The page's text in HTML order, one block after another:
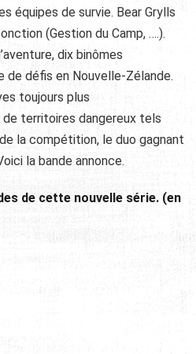
équipes de survie. Bear Grylls
(Gestion du Camp, ….).
dix binômes
de défis en Nouvelle-Zélande.
toujours plus
territoires dangereux tels
la compétition, le duo gagnant
la bande annonce.
de cette nouvelle série. (en